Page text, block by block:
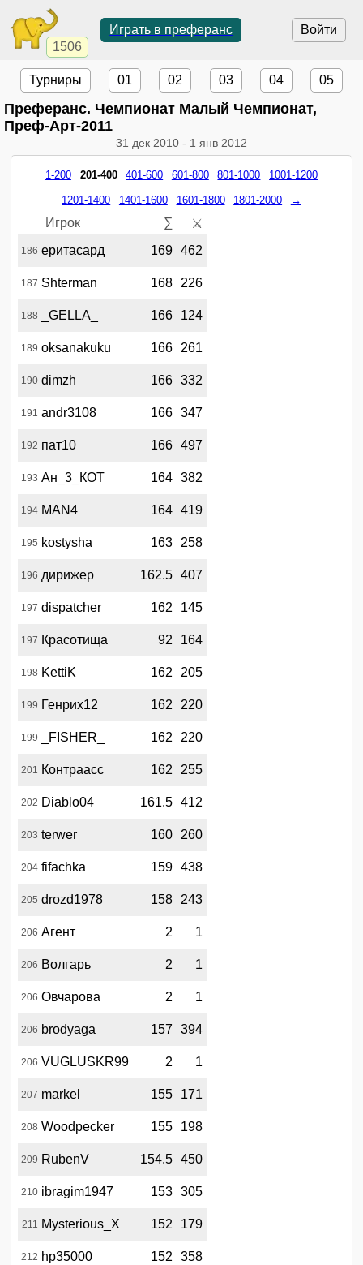
1506
Войти
Играть в преферанс
Турниры 01 02 03 04 05
Преферанс. Чемпионат Малый Чемпионат,
Преф-Арт-2011
31 дек 2010 - 1 янв 2012
1-200 201-400 401-600 601-800 801-1000 1001-1200
1201-1400 1401-1600 1601-1800 1801-2000 →
Игрок ∑ ⚔
186 еритасард 169 462
187 Shterman 168 226
188 _GELLA_ 166 124
189 oksanakuku 166 261
190 dimzh 166 332
191 andr3108 166 347
192 пат10 166 497
193 Ан_3_КОТ 164 382
194 MAN4 164 419
195 kostysha 163 258
196 дирижер 162.5 407
197 dispatcher 162 145
197 Красотища 92 164
198 KettiK 162 205
199 Генрих12 162 220
199 _FISHER_ 162 220
201 Контраасс 162 255
202 Diablo04 161.5 412
203 terwer 160 260
204 fifachka 159 438
205 drozd1978 158 243
206 Агент 2 1
206 Волгарь 2 1
206 Овчарова 2 1
206 brodyaga 157 394
206 VUGLUSKR99 2 1
207 markel 155 171
208 Woodpecker 155 198
209 RubenV 154.5 450
210 ibragim1947 153 305
211 Mysterious_X 152 179
212 hp35000 152 358